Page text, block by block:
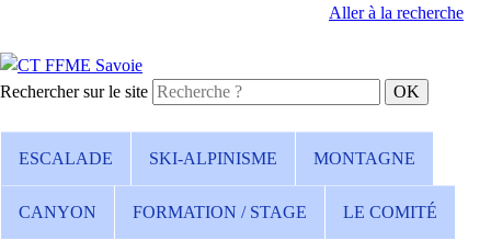
Aller à la recherche
Rechercher sur le site
ESCALADE SKI-ALPINISME MONTAGNE
CANYON FORMATION / STAGE LE COMITÉ